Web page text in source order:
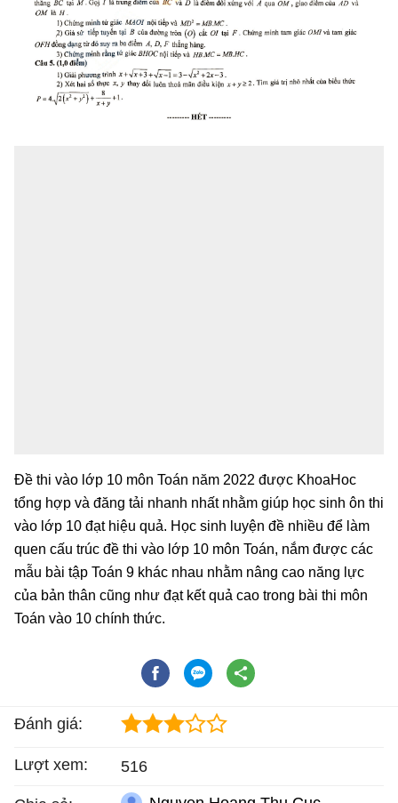
Đề thi vào lớp 10 môn Toán năm 2022 được KhoaHoc
tổng hợp và đăng tải nhanh nhất nhằm giúp học sinh ôn thi
vào lớp 10 đạt hiệu quả. Học sinh luyện đề nhiều để làm
quen cấu trúc đề thi vào lớp 10 môn Toán, nắm được các
mẫu bài tập Toán 9 khác nhau nhằm nâng cao năng lực
của bản thân cũng như đạt kết quả cao trong bài thi môn
Toán vào 10 chính thức.
Đánh giá:
Lượt xem: 516